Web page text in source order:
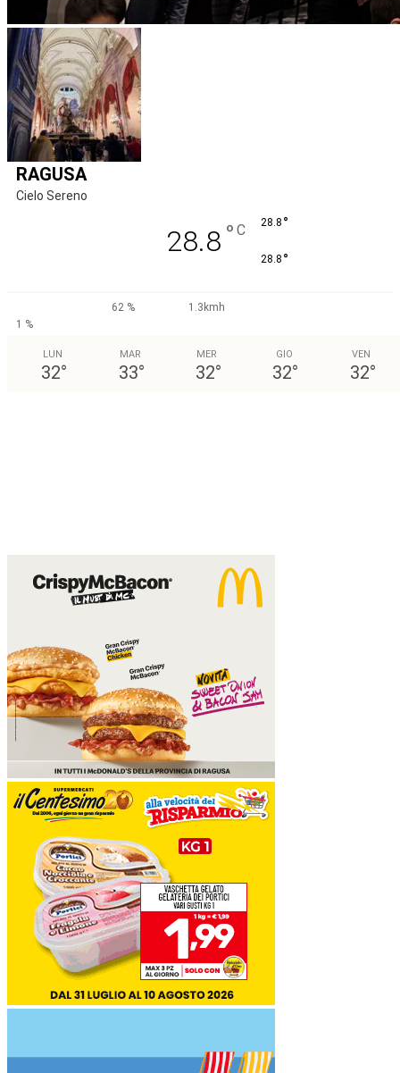
RAGUSA
Cielo Sereno
28.8 ° C 28.8 °
28.8 °
62 %
1.3kmh
1 %
LUN
32°
MAR
33°
MER
32°
GIO
32°
VEN
32°